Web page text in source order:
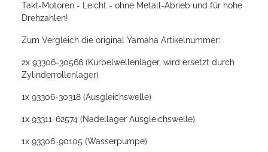
Takt-Motoren - Leicht - ohne Metall-Abrieb und für hohe
Drehzahlen!
Zum Vergleich die original Yamaha Artikelnummer:
2x 93306-30566 (Kurbelwellenlager, wird ersetzt durch
Zylinderrollenlager)
1x 93306-30318 (Ausgleichswelle)
1x 93311-62574 (Nadellager Ausgleichswelle)
1x 93306-90105 (Wasserpumpe)